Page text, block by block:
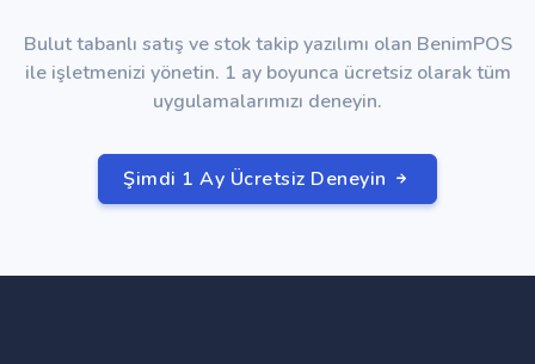
Bulut tabanlı satış ve stok takip yazılımı olan BenimPOS
ile işletmenizi yönetin. 1 ay boyunca ücretsiz olarak tüm
uygulamalarımızı deneyin.
Şimdi 1 Ay Ücretsiz Deneyin